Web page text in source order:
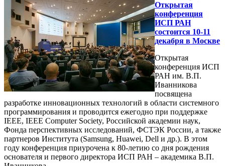
Открытая
конференция
ИСП РАН
состоится 10-11
декабря в Москве
Открытая
конференция ИСП
РАН им. В.П.
Иванникова
посвящена
разработке инновационных технологий в области системного
программирования и проводится ежегодно при поддержке
IEEE, IEEE Computer Society, Российской академии наук,
Фонда перспективных исследований, ФСТЭК России, а также
партнеров Института (Samsung, Huawei, Dell и др.). В этом
году конференция приурочена к 80-летию со дня рождения
основателя и первого директора ИСП РАН – академика В.П.